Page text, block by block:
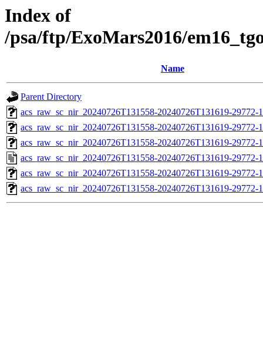
Index of
/psa/ftp/ExoMars2016/
Name
Parent Directory
acs_raw_sc_nir_20240726T131558-20240726T131619-29772-
acs_raw_sc_nir_20240726T131558-20240726T131619-
acs_raw_sc_nir_20240726T131558-20240726T131619-29772-
acs_raw_sc_nir_20240726T131558-20240726T131619-29772-
acs_raw_sc_nir_20240726T131558-20240726T131619-29772-
acs_raw_sc_nir_20240726T131558-20240726T131619-29772-